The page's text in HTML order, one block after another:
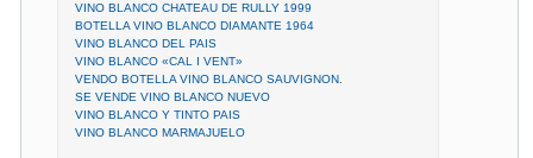
VINO BLANCO CHATEAU DE RULLY 1999
BOTELLA VINO BLANCO DIAMANTE 1964
VINO BLANCO DEL PAIS
VINO BLANCO «CAL I VENT»
VENDO BOTELLA VINO BLANCO SAUVIGNON.
SE VENDE VINO BLANCO NUEVO
VINO BLANCO Y TINTO PAIS
VINO BLANCO MARMAJUELO